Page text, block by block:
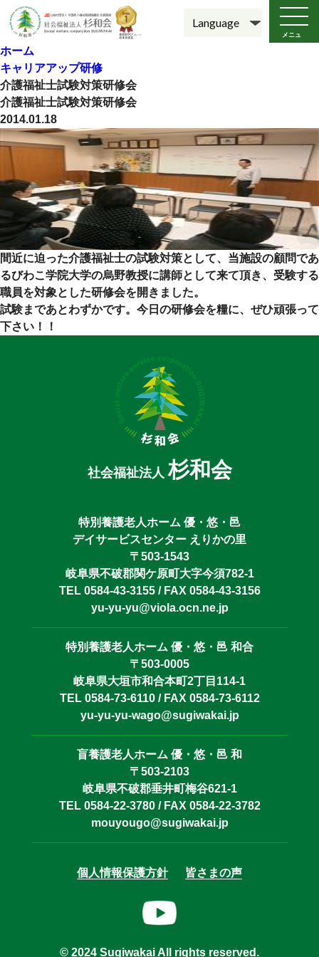
メニュ
ー
ホーム
キャリアアップ研修
介護福祉士試験対策研修会
介護福祉士試験対策研修会
2014.01.18
間近に迫った介護福祉士の試験対策として、当施設の顧問であ
るびわこ学院大学の烏野教授に講師として来て頂き、受験する
職員を対象とした研修会を開きました。
試験まであとわずかです。今日の研修会を糧に、ぜひ頑張って
下さい！！
社会福祉法人杉和会
特別養護老人ホーム 優・悠・邑
デイサービスセンター えりかの里
〒503-1543
岐阜県不破郡関ケ原町大字今須782-1
TEL 0584-43-3155 / FAX 0584-43-3156
yu-yu-yu@viola.ocn.ne.jp
特別養護老人ホーム 優・悠・邑 和合
〒503-0005
岐阜県大垣市和合本町2丁目114-1
TEL 0584-73-6110 / FAX 0584-73-6112
yu-yu-yu-wago@sugiwakai.jp
盲養護老人ホーム 優・悠・邑 和
〒503-2103
岐阜県不破郡垂井町梅谷621-1
TEL 0584-22-3780 / FAX 0584-22-3782
mouyougo@sugiwakai.jp
個人情報保護方針 皆さまの声
© 2024 Sugiwakai All rights reserved.